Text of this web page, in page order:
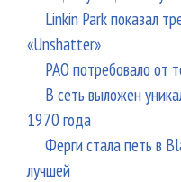
Linkin Park показал
«Unshatter»
РАО потребовало от
В сеть выложен
1970 года
Ферги стала петь в
лучшей